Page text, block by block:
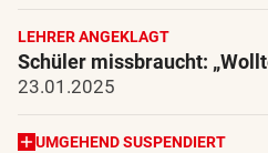
LEHRER ANGEKLAGT
Schüler missbraucht:
23.01.2025
UMGEHEND SUSPENDIERT